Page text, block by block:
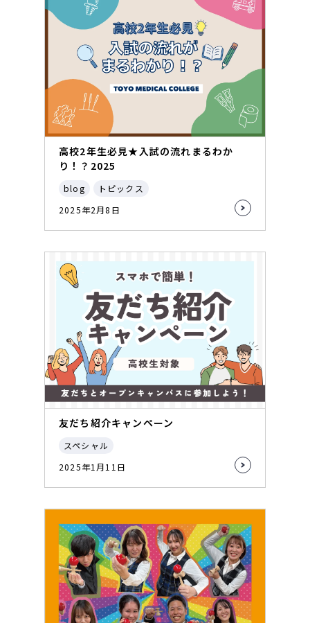
高校2年生必見★入試の流れまるわか
り！？2025
blog
トピックス
2025年2月8日
友だち紹介キャンペーン
スペシャル
2025年1月11日